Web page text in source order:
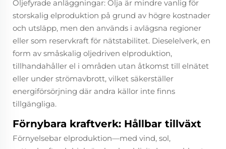
Oljefyrade anläggningar: Olja är mindre vanlig för
storskalig elproduktion på grund av högre kostnader
och utsläpp, men den används i avlägsna regioner
eller som reservkraft för nätstabilitet. Dieselelverk, en
form av småskalig oljedriven elproduktion,
tillhandahåller el i områden utan åtkomst till elnätet
eller under strömavbrott, vilket säkerställer
energiförsörjning där andra källor inte finns
tillgängliga.
Förnybara kraftverk: Hållbar tillväxt
Förnyelsebar elproduktion—med vind, sol,